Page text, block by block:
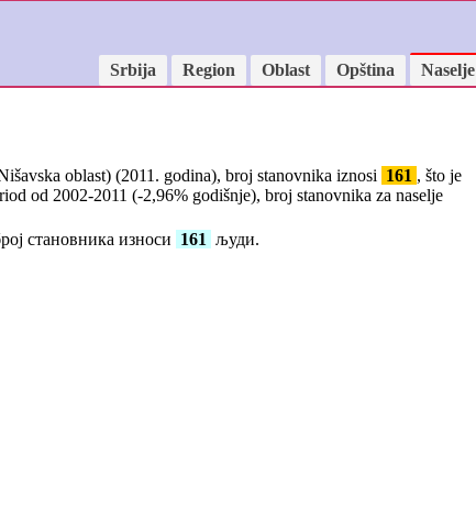
Srbija Region Oblast Opština
Naselje
oblast) (2011. godina), broj stanovnika iznosi 161 , što je
od 2002-2011 (-2,96% godišnje), broj stanovnika za naselje
становника износи 161 људи.